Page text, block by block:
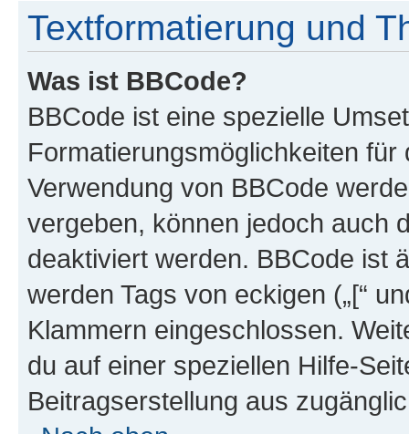
Textformatierung und
Was ist BBCode?
BBCode ist eine spezielle
Formatierungsmöglichkeiten
Verwendung von BBCode
vergeben, können jedoch auch
deaktiviert werden. BBCode ist
werden Tags von eckigen („[“
Klammern eingeschlossen.
du auf einer speziellen Hilfe-
Beitragserstellung aus